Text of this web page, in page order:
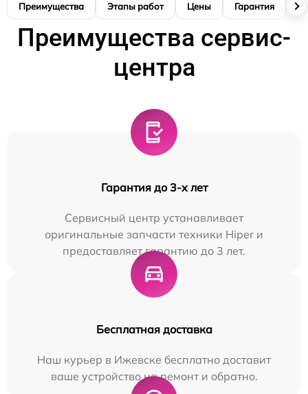
Преимущества Этапы работ Цены Гарантия
Преимущества сервис-
центра
Гарантия до 3-х лет
Сервисный центр устанавливает
оригинальные запчасти техники Hiper и
предоставляет гарантию до 3 лет.
Бесплатная доставка
Наш курьер в Ижевске бесплатно доставит
ваше устройство на ремонт и обратно.